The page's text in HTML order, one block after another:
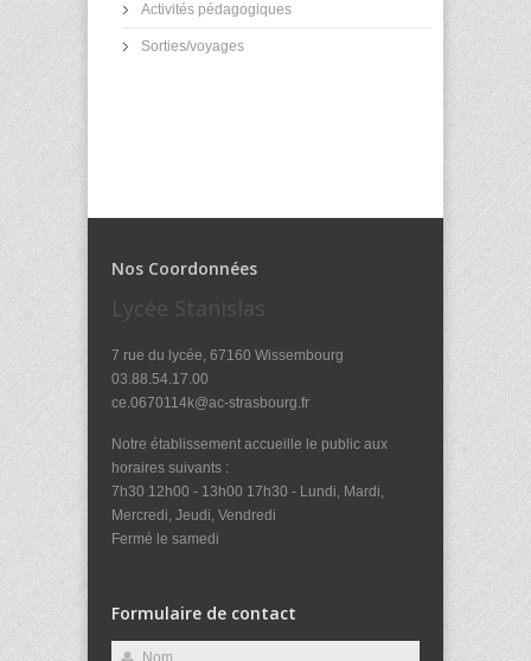
Activités pédagogiques
Sorties/voyages
Nos Coordonnées
Lycée Stanislas
7 rue du lycée, 67160 Wissembourg
03.88.54.17.00
ce.0670114k@ac-strasbourg.fr
Notre établissement accueille le public aux
horaires suivants :
7h30 12h00 - 13h00 17h30 - Lundi, Mardi,
Mercredi, Jeudi, Vendredi
Fermé le samedi
Formulaire de contact